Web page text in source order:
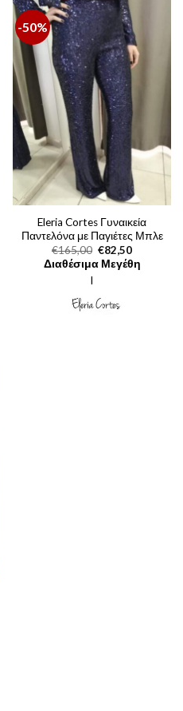
-50%
Eleria Cortes Γυναικεία
Παντελόνα με Παγιέτες Μπλε
€165,00 Original
price
was:
€82,50Η
τρέχουσα
τιμή
Διαθέσιμα Μεγέθη
l